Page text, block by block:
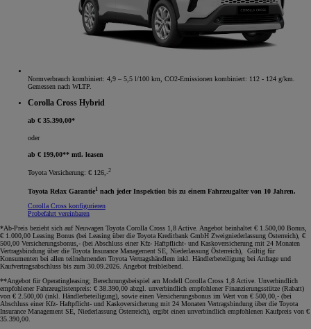
Normverbrauch kombiniert: 4,9 – 5,5 l/100 km, CO2-Emissionen kombiniert: 112 - 124 g/km.
Gemessen nach WLTP.
Corolla Cross Hybrid
ab € 35.390,00*
oder
ab € 199,00** mtl. leasen
Toyota Versicherung: € 126,-2
Toyota Relax Garantie
nach jeder Inspektion bis zu einem Fahrzeugalter von 10 Jahren.
Corolla Cross konfigurieren
Probefahrt vereinbaren
*Ab-Preis bezieht sich auf Neuwagen Toyota Corolla Cross 1,8 Active. Angebot beinhaltet € 1.500,00 Bonus,
€ 1.000,00 Leasing Bonus (bei Leasing über die Toyota Kreditbank GmbH Zweigniederlassung Österreich), €
500,00 Versicherungsbonus,- (bei Abschluss einer Kfz- Haftpflicht- und Kaskoversicherung mit 24 Monaten
Vertragsbindung über die Toyota Insurance Management SE, Niederlassung Österreich), Gültig für
Konsumenten bei allen teilnehmenden Toyota Vertragshändlern inkl. Händlerbeteiligung bei Anfrage und
Kaufvertragsabschluss bis zum 30.09.2026. Angebot freibleibend
**Angebot für Operatingleasing; Berechnungsbeispiel am Modell Corolla Cross 1,8 Active. Unverbindlich
empfohlener Fahrzeuglistenpreis: € 38.390,00 abzgl. unverbindlich empfohlener Finanzierungsstütze (Rabatt)
von € 2.500,00 (inkl. Händlerbeteiligung), sowie einen Versicherungsbonus im Wert von € 500,00,- (bei
Abschluss einer Kfz- Haftpflicht- und Kaskoversicherung mit 24 Monaten Vertragsbindung über die Toyota
Insurance Management SE, Niederlassung Österreich), ergibt einen unverbindlich empfohlenen Kaufpreis von €
35.390,00.